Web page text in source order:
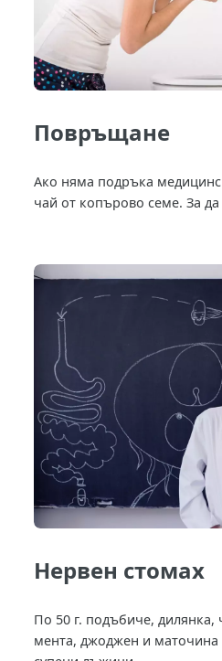
Повръщане
Ако няма подръка
чай от копърово семе. За
Нервен стомах
По 50 г. подъбиче, дилянка,
мента, джоджен и маточина